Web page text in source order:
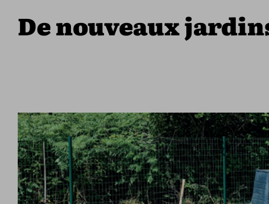
De nouveaux